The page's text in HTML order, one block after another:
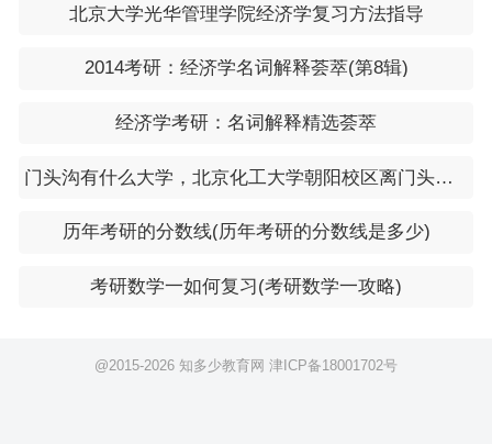
北京大学光华管理学院经济学复习方法指导
2014考研：经济学名词解释荟萃(第8辑)
经济学考研：名词解释精选荟萃
门头沟有什么大学，北京化工大学朝阳校区离门头沟区有多远
历年考研的分数线(历年考研的分数线是多少)
考研数学一如何复习(考研数学一攻略)
@2015-2026 知多少教育网 津ICP备18001702号